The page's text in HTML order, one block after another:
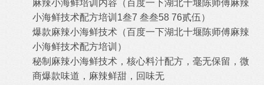
麻辣小海鲜培训内容（百度一下湖北十堰陈师傅麻辣
小海鲜技术配方培训1叁7 叁叁58 76贰伍）
爆款麻辣小海鲜技术（百度一下湖北十堰陈师傅麻辣
小海鲜技术配方培训）
秘制麻辣小海鲜技术，核心料汁配方，毫无保留，微
商爆款味道，麻辣鲜甜，回味无